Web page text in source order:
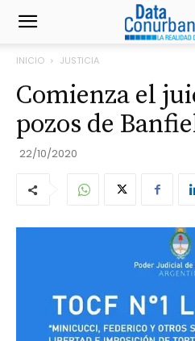
INICIO JUSTICIA
Comienza el
pozos de
22/10/2020